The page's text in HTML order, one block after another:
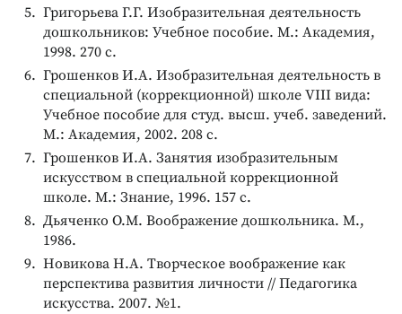
Григорьева Г.Г. Изобразительная деятельность
дошкольников: Учебное пособие. М.: Академия,
1998. 270 с.
Грошенков И.А. Изобразительная деятельность в
специальной (коррекционной) школе VIII вида:
Учебное пособие для студ. высш. учеб. заведений.
М.: Академия, 2002. 208 с.
Грошенков И.А. Занятия изобразительным
искусством в специальной коррекционной
школе. М.: Знание, 1996. 157 с.
Дьяченко О.М. Воображение дошкольника. М.,
1986.
Новикова Н.А. Творческое воображение как
перспектива развития личности // Педагогика
искусства. 2007. №1.